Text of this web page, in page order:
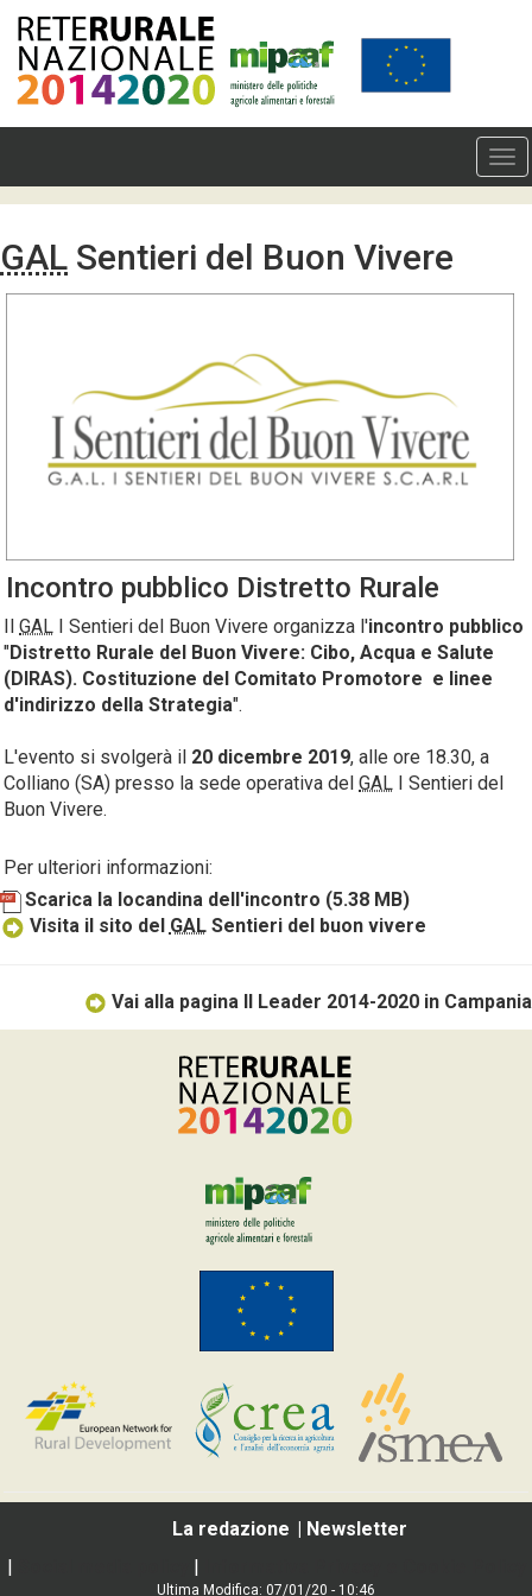
GAL Sentieri del Buon Vivere
Incontro pubblico Distretto Rurale
GAL I Sentieri del Buon Vivere organizza l'incontro pubblico
"Distretto Rurale del Buon Vivere: Cibo, Acqua e Salute
(DIRAS). Costituzione del Comitato Promotore e linee
d'indirizzo della Strategia".
L'evento si svolgerà il 20 dicembre 2019, alle ore 18.30, a
Colliano (SA) presso la sede operativa del GAL I Sentieri del
Buon Vivere.
Per ulteriori informazioni:
Scarica la locandina dell'incontro (5.38 MB)
Visita il sito del GALSentieri del buon vivere
Vai alla pagina Il Leader 2014-2020 in Campania
La redazione
Newsletter
Ultima Modifica: 07/01/20 - 10:46